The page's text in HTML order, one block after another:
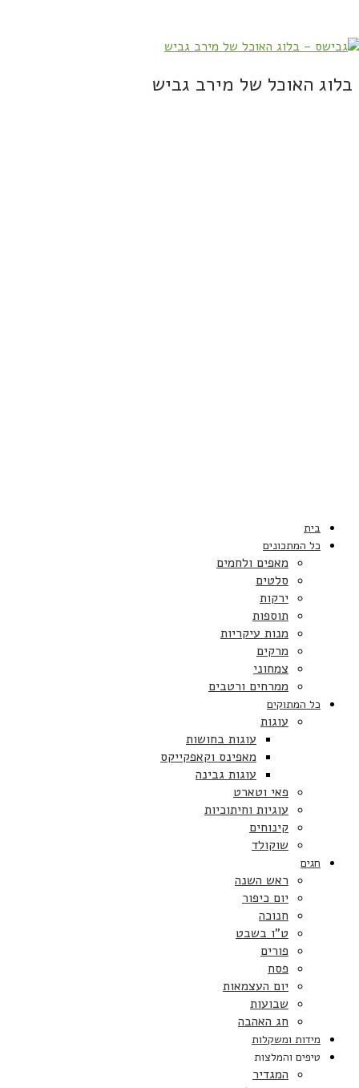
בלוג האוכל של מירב גביש
בית
כל המתכונים
מאפים ולחמים
סלטים
ירקות
תוספות
מנות עיקריות
מרקים
צמחוני
ממרחים ורטבים
כל המתוקים
עוגות
עוגות בחושות
מאפינס וקאפקייקס
עוגות גבינה
פאי וטארט
עוגיות וחיתוכיות
קינוחים
שוקולד
חגים
ראש השנה
יום כיפור
חנוכה
ט”ו בשבט
פורים
פסח
יום העצמאות
שבועות
חג האהבה
מידות ומשקלות
טיפים והמלצות
המגדיר